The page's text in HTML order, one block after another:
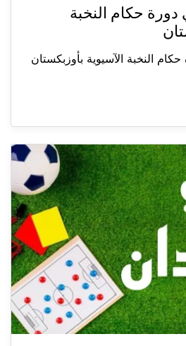
دورة حكام النخبة
النخبة الآسيوية بأوزبكستان